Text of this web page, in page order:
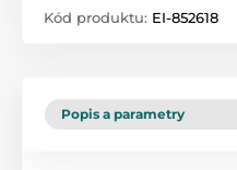
Kód produktu: EI-852618
Popis a parametry